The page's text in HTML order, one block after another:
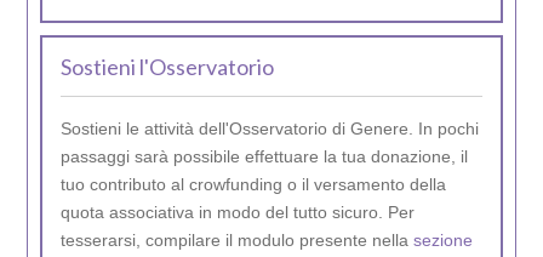
Sostieni l'Osservatorio
Sostieni le attività dell'Osservatorio di Genere. In pochi
passaggi sarà possibile effettuare la tua donazione, il
tuo contributo al crowfunding o il versamento della
quota associativa in modo del tutto sicuro. Per
tesserarsi, compilare il modulo presente nellasezione